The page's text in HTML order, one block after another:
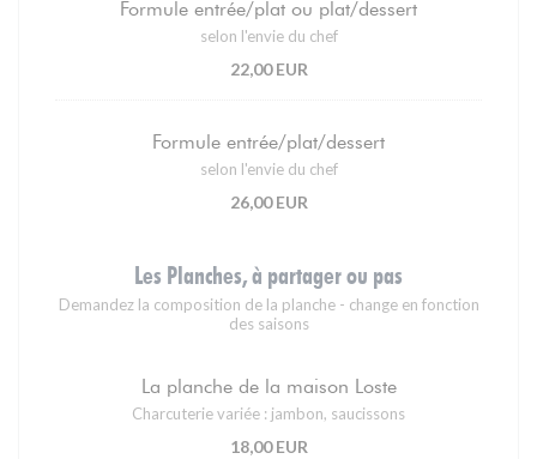
Formule entrée/plat ou plat/dessert
selon l'envie du chef
22,00 EUR
Formule entrée/plat/dessert
selon l'envie du chef
26,00 EUR
Les Planches, à partager ou pas
Demandez la composition de la planche - change en fonction
des saisons
La planche de la maison Loste
Charcuterie variée : jambon, saucissons
18,00 EUR